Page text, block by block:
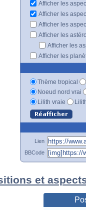
Afficher les
Afficher les
Afficher les
Afficher les
Afficher les
Afficher les
Thème tropical
Noeud nord vrai
Lilith vraie
Lien
BBCode
et